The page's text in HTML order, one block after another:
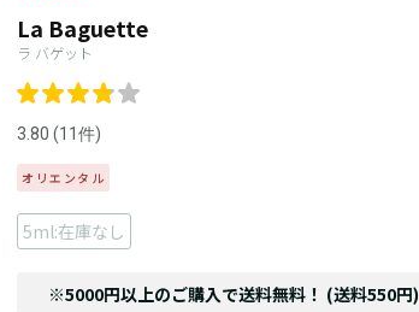
La Baguette
ラ バゲット
3.80 (11件)
オリエンタル
5ml:在庫なし
※5000円以上のご購入で送料無料！ (送料550円)